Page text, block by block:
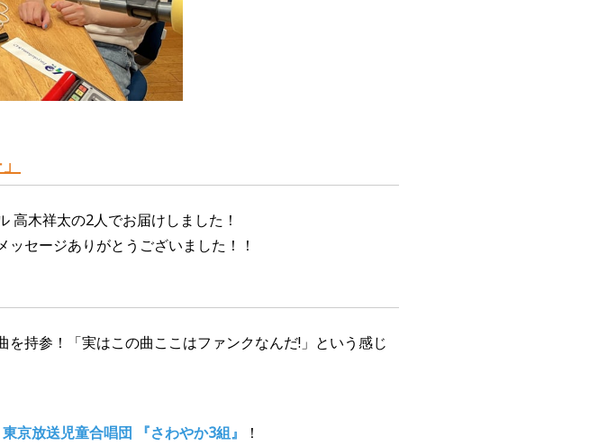
高木祥太の2人でお届けしました！
ッセージありがとうございました！！
を持参！ 「実はこの曲ここはファンクなんだ!」という感じ
東京放送児童合唱団 『さわやか3組』
！